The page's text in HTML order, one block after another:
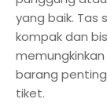
yang baik. Tas
kompak dan
barang
tiket.